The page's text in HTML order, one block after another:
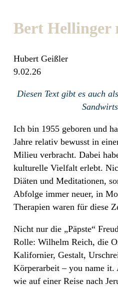
Bert Hellinger
Hubert Geißler
9.02.26
Diesen Text gibt es auch
Ich bin 1955 geboren und
Jahre relativ bewusst in
Milieu verbracht. Dabei
kulturelle Vielfalt erlebt.
Diäten und Meditationen,
Abfolge immer neuer, in
Therapien waren für diese
Nicht nur die „Päpste“
Rolle: Wilhelm Reich, die
Kalifornier, Gestalt,
Körperarbeit – you name it.
wie auf einer Reise nach